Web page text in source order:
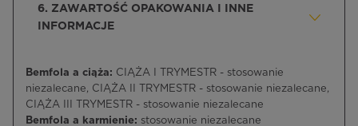
6. ZAWARTOŚĆ OPAKOWANIA I INNE
INFORMACJE
Bemfola a ciąża: CIĄŻA I TRYMESTR - stosowanie
niezalecane, CIĄŻA II TRYMESTR - stosowanie niezalecane,
CIĄŻA III TRYMESTR - stosowanie niezalecane
Bemfola a karmienie: stosowanie niezalecane